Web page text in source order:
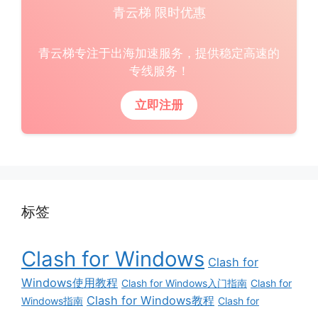
青云梯 限时优惠
青云梯专注于出海加速服务，提供稳定高速的
专线服务！
立即注册
标签
Clash for Windows Clash for
Windows使用教程 Clash for Windows入门指南 Clash for
Windows指南 Clash for Windows教程 Clash for